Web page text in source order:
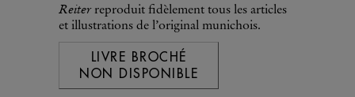
Reiterreproduit fidèlement tous les articles
et illustrations de l’original munichois.
LIVRE BROCHÉ
NON DISPONIBLE